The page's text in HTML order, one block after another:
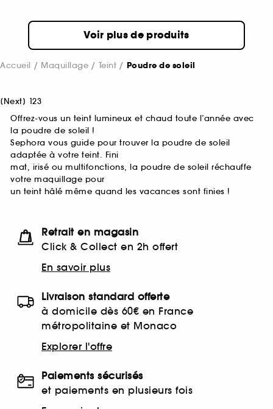
Voir plus de produits
Accueil Maquillage Teint Poudre de soleil
[Next] 123
Offrez-vous un teint lumineux et chaud toute l’année avec
la poudre de soleil !
Sephora vous guide pour trouver la poudre de soleil
adaptée à votre teint. Fini
mat, irisé ou multifonctions, la poudre de soleil réchauffe
votre maquillage pour
un teint hâlé même quand les vacances sont finies !
Retrait en magasin
Click & Collect en 2h offert
En savoir plus
Livraison standard offerte
à domicile dès 60€ en France
métropolitaine et Monaco
Explorer l'offre
Paiements sécurisés
et paiements en plusieurs fois